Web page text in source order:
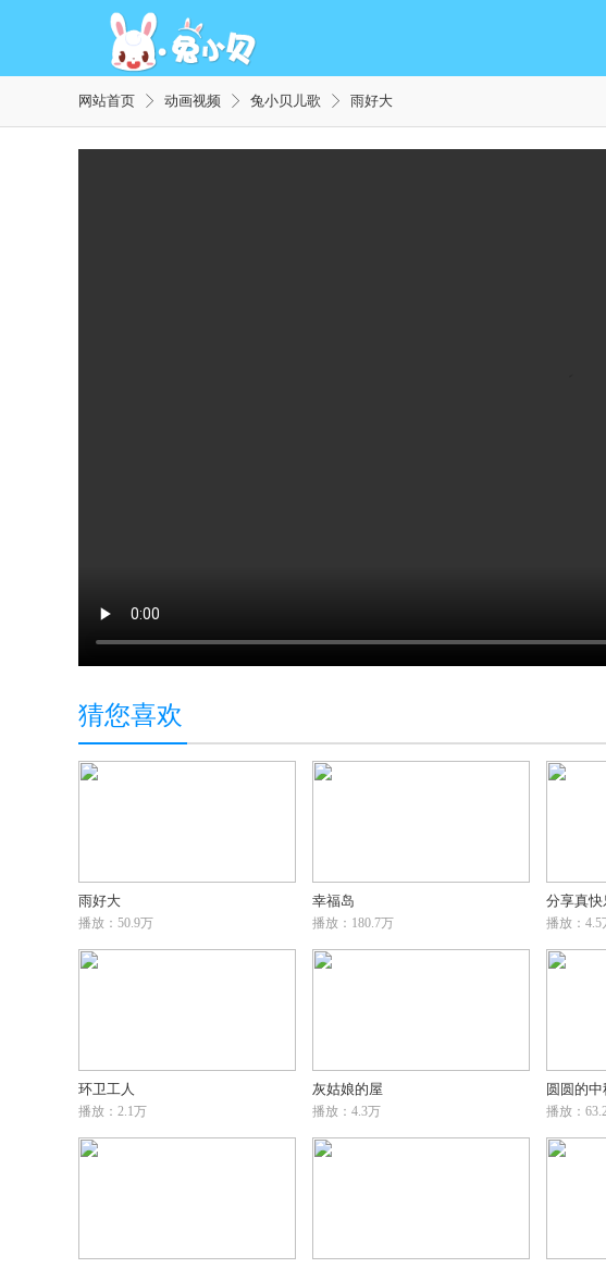
网站首页 动画视频 兔小贝儿歌 雨好大
猜您喜欢
雨好大
播放：50.9万
幸福岛
播放：180.7万
分享真快
播放：4.5
环卫工人
播放：2.1万
灰姑娘的屋
播放：4.3万
圆圆的
播放：